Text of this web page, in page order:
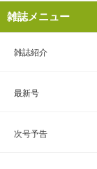
雑誌メニュー
雑誌紹介
最新号
次号予告